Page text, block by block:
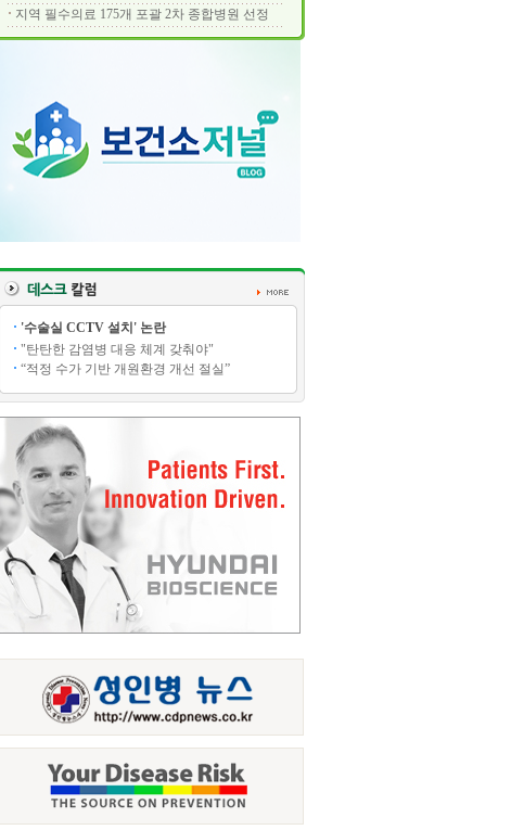
지역 필수의료 175개 포괄 2차 종합병원 선정
'수술실 CCTV 설치' 논란
"탄탄한 감염병 대응 체계 갖춰야"
“적정 수가 기반 개원환경 개선 절실”